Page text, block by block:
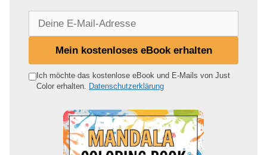
e
Mein kostenloses eBook erhalten
Ich möchte das kostenlose eBook und E-Mails von Just
Color erhalten. Datenschutzerklärung